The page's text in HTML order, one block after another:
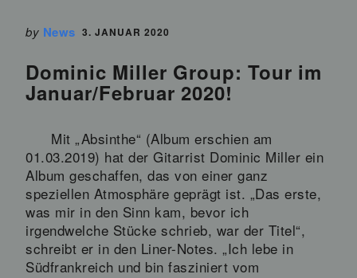
by News 3. JANUAR 2020
Dominic Miller Group: Tour im
Januar/Februar 2020!
Mit „Absinthe“ (Album erschien am
01.03.2019) hat der Gitarrist Dominic Miller ein
Album geschaffen, das von einer ganz
speziellen Atmosphäre geprägt ist. „Das erste,
was mir in den Sinn kam, bevor ich
irgendwelche Stücke schrieb, war der Titel“,
schreibt er in den Liner-Notes. „Ich lebe in
Südfrankreich und bin fasziniert vom